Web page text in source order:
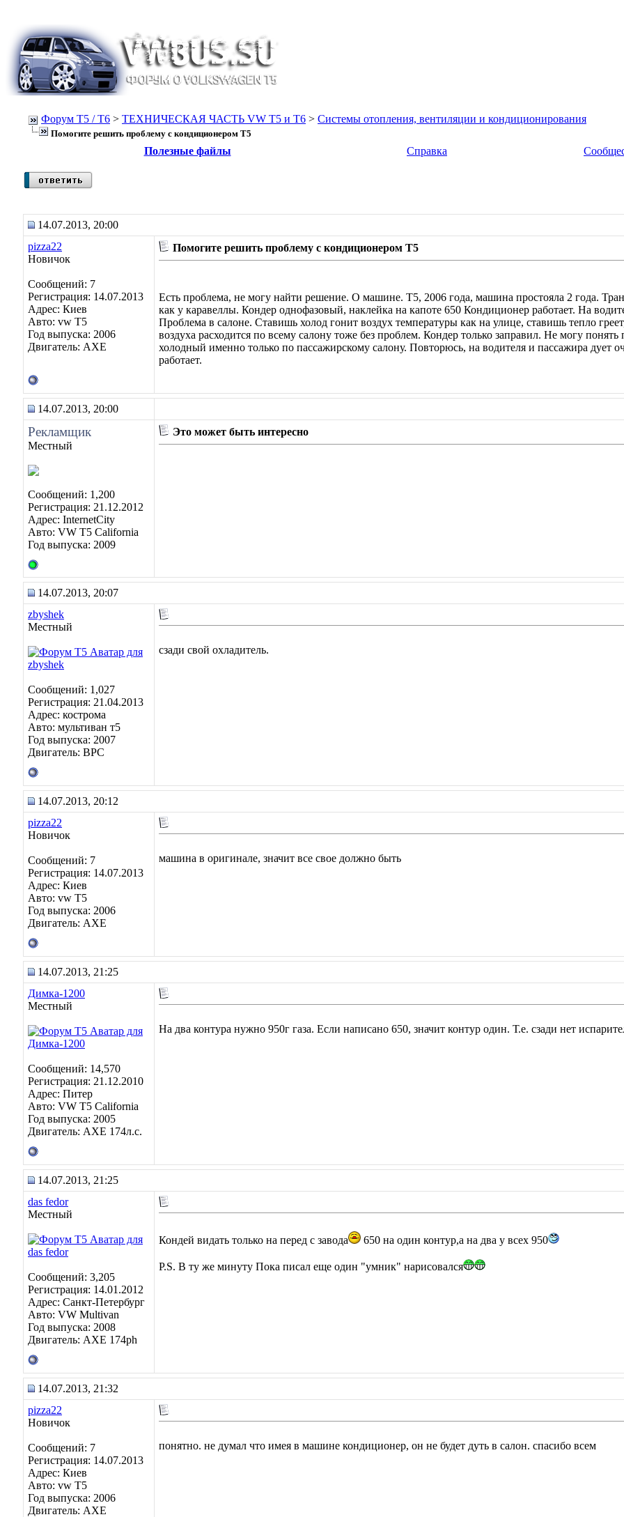
Форум Т5 / T6 > ТЕХНИЧЕСКАЯ ЧАСТЬ VW T5 и T6 > Системы отопления, вентиляции и кондиционирования
Помогите решить проблему с кондиционером Т5
Полезные файлы Справка
14.07.2013, 20:00
pizza22
Новичок
Сообщений: 7
Регистрация: 14.07.2013
Адрес: Киев
Авто: vw T5
Год выпуска: 2006
Двигатель: AXE
Помогите решить проблему с кондиционером Т5
Есть проблема, не могу найти решение. О машине. Т5, 2006 года, машина простояла 2 года.
как у каравеллы. Кондер однофазовый, наклейка на капоте 650 Кондиционер работает. На
Проблема в салоне. Ставишь холод гонит воздух температуры как на улице, ставишь тепло
воздуха расходится по всему салону тоже без проблем. Кондер только заправил. Не могу
холодный именно только по пассажирскому салону. Повторюсь, на водителя и пассажира дует
работает.
14.07.2013, 20:00
Рекламщик
Местный
Сообщений: 1,200
Регистрация: 21.12.2012
Адрес: InternetCity
Авто: VW T5 California
Год выпуска: 2009
Это может быть интересно
14.07.2013, 20:07
zbyshek
Местный
Сообщений: 1,027
Регистрация: 21.04.2013
Адрес: кострома
Авто: мультиван т5
Год выпуска: 2007
Двигатель: BPC
сзади свой охладитель.
14.07.2013, 20:12
pizza22
Новичок
Сообщений: 7
Регистрация: 14.07.2013
Адрес: Киев
Авто: vw T5
Год выпуска: 2006
Двигатель: AXE
машина в оригинале, значит все свое должно быть
14.07.2013, 21:25
Димка-1200
Местный
Сообщений: 14,570
Регистрация: 21.12.2010
Адрес: Питер
Авто: VW T5 California
Год выпуска: 2005
Двигатель: AXE 174л.с.
На два контура нужно 950г газа. Если написано 650, значит контур один. Т.е. сзади нет
14.07.2013, 21:25
das fedor
Местный
Сообщений: 3,205
Регистрация: 14.01.2012
Адрес: Санкт-Петербург
Авто: VW Multivan
Год выпуска: 2008
Двигатель: АХЕ 174рh
Кондей видать только на перед с завода 650 на один контур,а на два у всех 950
P.S. В ту же минуту Пока писал еще один "умник" нарисовался
14.07.2013, 21:32
pizza22
Новичок
Сообщений: 7
Регистрация: 14.07.2013
Адрес: Киев
Авто: vw T5
Год выпуска: 2006
Двигатель: AXE
понятно. не думал что имея в машине кондиционер, он не будет дуть в салон. спасибо всем